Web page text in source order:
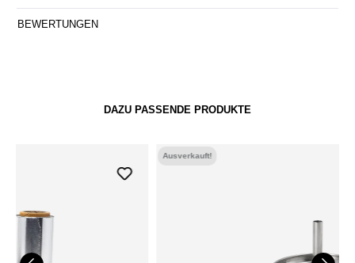
BEWERTUNGEN
DAZU PASSENDE PRODUKTE